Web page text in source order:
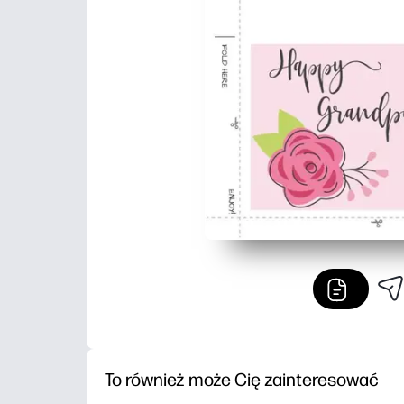
To również może Cię zainteresować